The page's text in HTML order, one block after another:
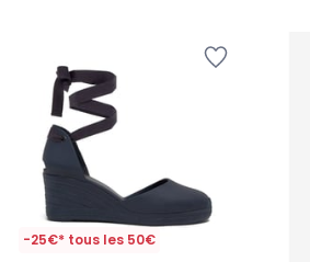
-25€* tous les 50€